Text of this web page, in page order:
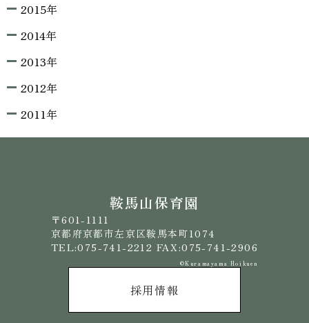
2015年
2014年
2013年
2012年
2011年
鞍馬山保育園
〒601-1111
京都府京都市左京区鞍馬本町1074
TEL:075-741-2212 FAX:075-741-2906
©️Kuramayama Hoikuen
採用情報